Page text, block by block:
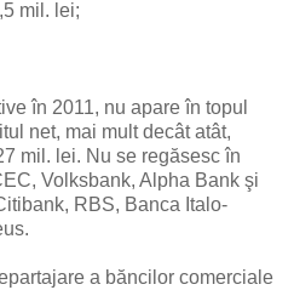
mil. lei;
în 2011, nu apare în topul
net, mai mult decât atât,
mil. lei. Nu se regăsesc în
Volksbank, Alpha Bank şi
RBS, Banca Italo-
a băncilor comerciale